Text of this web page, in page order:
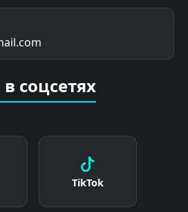
соцсетях
TikTok